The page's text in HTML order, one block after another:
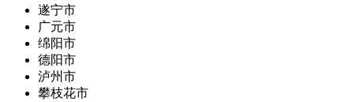
遂宁市
广元市
绵阳市
德阳市
泸州市
攀枝花市